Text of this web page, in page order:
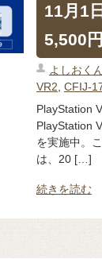
11月1
5,500
よしおく
VR2 CFIJ-
PlayStation
PlayStation
を実施中。
は、20 […]
続きを読む